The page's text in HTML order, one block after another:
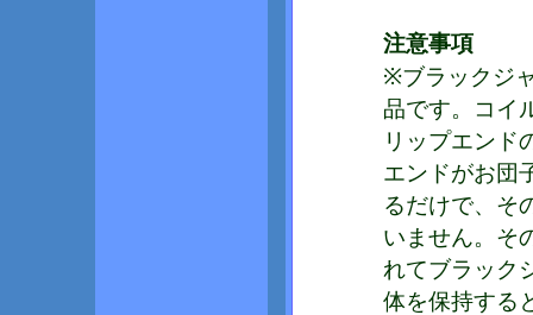
注意事項
※ブラックジ
品です。コイ
リップエンド
エンドがお団
るだけで、そ
いません。そ
れてブラック
体を保持する